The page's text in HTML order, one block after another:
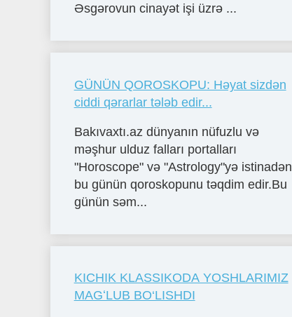
Əsgərovun cinayət işi üzrə ...
GÜNÜN QOROSKOPU: Həyat sizdən
ciddi qərarlar tələb edir...
Bakıvaxtı.az dünyanın nüfuzlu və
məşhur ulduz falları portalları
"Horoscope" və "Astrology"yə istinadən
bu günün qoroskopunu təqdim edir.Bu
günün səm...
KICHIK KLASSIKODA YOSHLARIMIZ
MAGʻLUB BO‘LISHDI